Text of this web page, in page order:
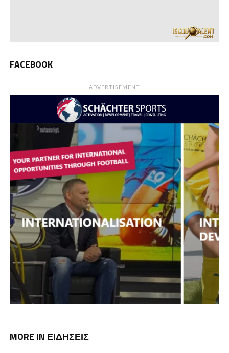
FACEBOOK
ADVERTISEMENT
MORE IN ΕΙΔΗΣΕΙΣ